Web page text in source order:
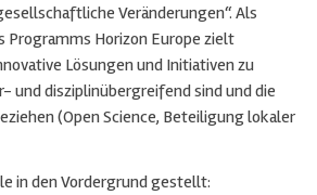
Veränderungen“. Als
Programms Horizon Europe zielt
Lösungen und Initiativen zu
und disziplinübergreifend sind und die
(Open Science, Beteiligung lokaler
in den Vordergrund gestellt: